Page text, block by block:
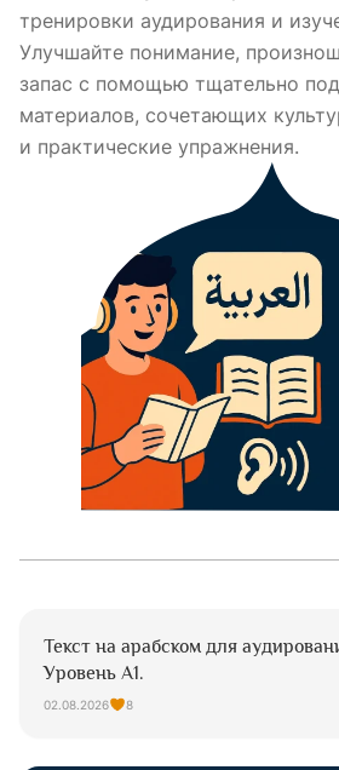
тренировки аудирования и
Улучшайте понимание,
запас с помощью тщательно
материалов, сочетающих
и практические упражнения.
Текст на арабском для
Уровень А1.
02.08.2026 8